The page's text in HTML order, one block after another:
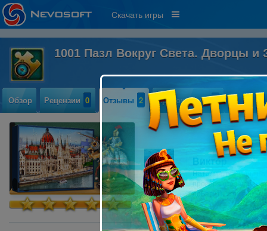
Скачать игры
1001 Пазл Вокруг Света. Дворцы и
Обзор Рецензии 0 Отзывы 2 Прохождение 0
Виктор
Наталия, все игры на
проверяются на
добавить игру в